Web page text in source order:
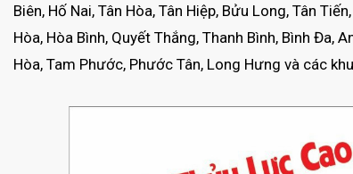
Biên, Hố Nai, Tân Hòa, Tân Hiệp, Bửu Long, Tân
Hòa, Hòa Bình, Quyết Thắng, Thanh Bình, Bình Đa,
Hòa, Tam Phước, Phước Tân, Long Hưng và các